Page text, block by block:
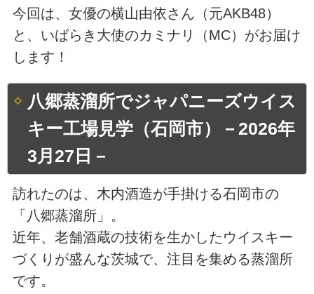
今回は、女優の横山由依さん（元AKB48）
と、いばらき大使のカミナリ（MC）がお届け
します！
八郷蒸溜所でジャパニーズウイス
キー工場見学（石岡市）－2026年
3月27日－
訪れたのは、木内酒造が手掛ける石岡市の
「八郷蒸溜所」。
近年、老舗酒蔵の技術を生かしたウイスキー
づくりが盛んな茨城で、注目を集める蒸溜所
です。